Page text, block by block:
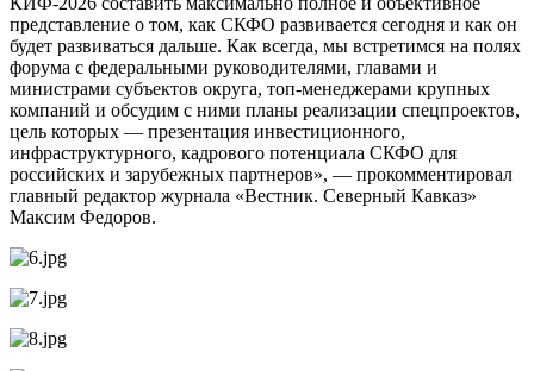
представление о том, как СКФО развивается сегодня и как он
будет развиваться дальше. Как всегда, мы встретимся на полях
форума с федеральными руководителями, главами и
министрами субъектов округа, топ-менеджерами крупных
компаний и обсудим с ними планы реализации спецпроектов,
цель которых — презентация инвестиционного,
инфраструктурного, кадрового потенциала СКФО для
российских и зарубежных партнеров», — прокомментировал
главный редактор журнала «Вестник. Северный Кавказ»
Максим Федоров.